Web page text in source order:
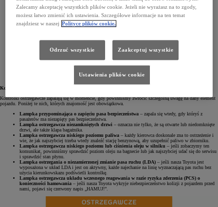
Kontrolki ostrzegawcze
Kontrolki ostrzegawcze zapalają się w momencie, gdy powinniśmy zwrócić szczególną uwagę na dany element
pojazdu. Poniżej te nich, których znajomość jest obowiązkowa.
Lampka przypominająca o zapięciu pasa bezpieczeństwa – zapala się wtedy, gdy któryś z
pasażerów ma niezapięty pas bezpieczeństwa.
Lampka ostrzegawcza niezamkniętych drzwi – oznacza nie tylko, że są otwarte lub niedomknięte
drzwi, ale także klapa bagażnika.
Lampka ostrzegawcza niskiego poziomu paliwa – każdy kierowca doskonale zna to ostrzeżenie i
wie, że jak najszybciej trzeba wtedy znaleźć stację benzynową, aby uzupełnić paliwo w zbiorniku.
Lampka ostrzegawcza niskiego poziomu lub ciśnienia oleju w silniku – jeśli zobaczymy ten
komunikat, powinniśmy sprawdzić poziom oleju na bagnecie lub jak najszybciej udać się do serwisu
i sprawdzić stan płynu.
Lampka ostrzegania o niezamierzonej zmianie pasa ruchu (LDA) – jeśli nasza Toyota jest
wyposażona w układ LDA i jest on aktywny, każde najechanie na linię wyznaczającą pas ruchu bez
użycia kierunkowskazu podświetli kontrolkę.
Lampka ostrzegawcza układu wczesnego reagowania w razie ryzyka zderzenia (PCS) o
konieczności hamowania – jeśli nasza Toyota wykryje niebezpieczeństwo kolizji z pojazdem przed
nami, pojawi się czerwony napis „HAMUJ!”.
Zalecamy akceptację wszystkich plików cookie. Jeżeli nie wyrażasz na to zgody,
możesz łatwo zmienić ich ustawienia. Szczegółowe informacje na ten temat
znajdziesz w naszej Polityce plików cookie.
Odrzuć wszystkie Zaakceptuj wszystkie
Ustawienia plików cookie